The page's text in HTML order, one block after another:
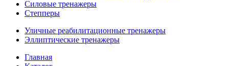
Силовые тренажеры
Степперы
Уличные реабилитационные тренажеры
Эллиптические тренажеры
Главная